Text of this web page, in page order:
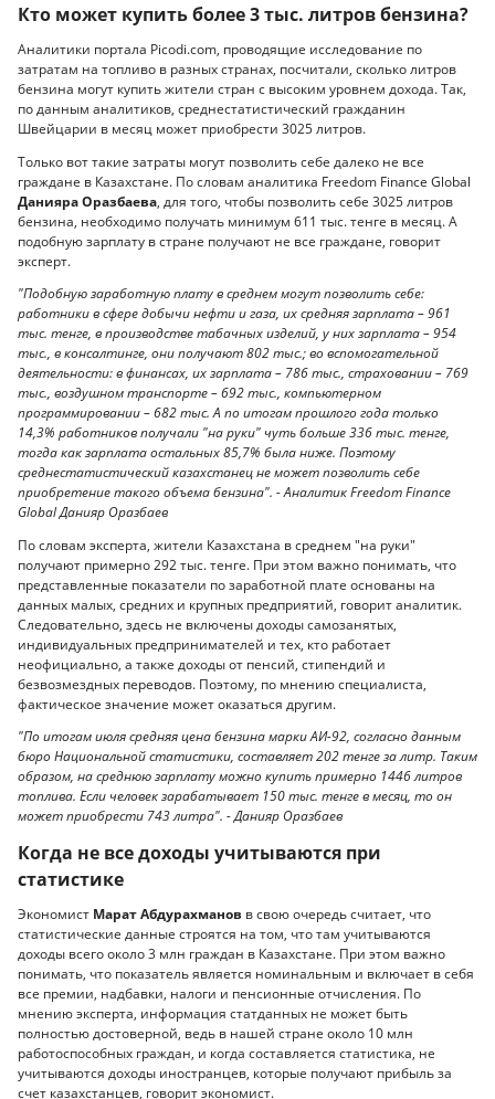
Кто может купить более 3 тыс. литров бензина?
Аналитики портала Picodi.com, проводящие исследование по
затратам на топливо в разных странах, посчитали, сколько литров
бензина могут купить жители стран с высоким уровнем дохода. Так,
по данным аналитиков, среднестатистический гражданин
Швейцарии в месяц может приобрести 3025 литров.
Только вот такие затраты могут позволить себе далеко не все
граждане в Казахстане. По словам аналитика Freedom Finance Global
Данияра Оразбаева, для того, чтобы позволить себе 3025 литров
бензина, необходимо получать минимум 611 тыс. тенге в месяц. А
подобную зарплату в стране получают не все граждане, говорит
эксперт.
"Подобную заработную плату в среднем могут позволить себе:
работники в сфере добычи нефти и газа, их средняя зарплата – 961
тыс. тенге, в производстве табачных изделий, у них зарплата – 954
тыс., в консалтинге, они получают 802 тыс.; во вспомогательной
деятельности: в финансах, их зарплата – 786 тыс., страховании – 769
тыс., воздушном транспорте – 692 тыс., компьютерном
программировании – 682 тыс. А по итогам прошлого года только
14,3% работников получали "на руки" чуть больше 336 тыс. тенге,
тогда как зарплата остальных 85,7% была ниже. Поэтому
среднестатистический казахстанец не может позволить себе
приобретение такого объема бензина". - Аналитик Freedom Finance
Global Данияр Оразбаев
По словам эксперта, жители Казахстана в среднем "на руки"
получают примерно 292 тыс. тенге. При этом важно понимать, что
представленные показатели по заработной плате основаны на
данных малых, средних и крупных предприятий, говорит аналитик.
Следовательно, здесь не включены доходы самозанятых,
индивидуальных предпринимателей и тех, кто работает
неофициально, а также доходы от пенсий, стипендий и
безвозмездных переводов. Поэтому, по мнению специалиста,
фактическое значение может оказаться другим.
"По итогам июля средняя цена бензина марки АИ-92, согласно данным
бюро Национальной статистики, составляет 202 тенге за литр. Таким
образом, на среднюю зарплату можно купить примерно 1446 литров
топлива. Если человек зарабатывает 150 тыс. тенге в месяц, то он
может приобрести 743 литра". - Данияр Оразбаев
Когда не все доходы учитываются при
статистике
Экономист Марат Абдурахманов в свою очередь считает, что
статистические данные строятся на том, что там учитываются
доходы всего около 3 млн граждан в Казахстане. При этом важно
понимать, что показатель является номинальным и включает в себя
все премии, надбавки, налоги и пенсионные отчисления. По
мнению эксперта, информация статданных не может быть
полностью достоверной, ведь в нашей стране около 10 млн
работоспособных граждан, и когда составляется статистика, не
учитываются доходы иностранцев, которые получают прибыль за
счет казахстанцев, говорит экономист.